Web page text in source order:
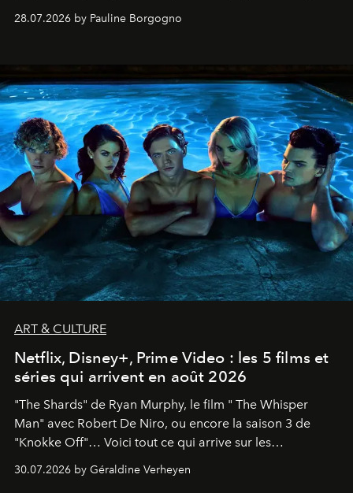
28.07.2026 by Pauline Borgogno
ART & CULTURE
Netflix, Disney+, Prime Video : les 5 films et
séries qui arrivent en août 2026
"The Shards" de Ryan Murphy, le film " The Whisper
Man" avec Robert De Niro, ou encore la saison 3 de
"Knokke Off"… Voici tout ce qui arrive sur les
plateformes de streaming en août 2026.
30.07.2026 by Géraldine Verheyen